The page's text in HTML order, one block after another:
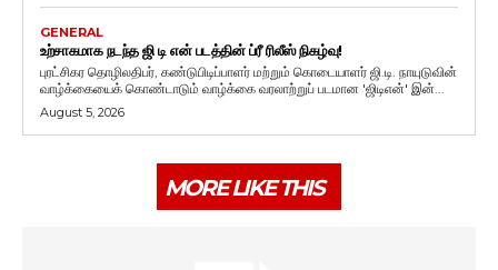
GENERAL
உற்சாகமாக நடந்த ஜி டி என் படத்தின் ப்ரீ ரிலீஸ் நிகழ்வு!
புரட்சிகர தொழிலதிபர், கண்டுபிடிப்பாளர் மற்றும் கொடையாளர் ஜி.டி. நாயுடுவின்
வாழ்க்கையைக் கொண்டாடும் வாழ்க்கை வரலாற்றுப் படமான 'ஜிடிஎன்' இன்...
August 5, 2026
MORE LIKE THIS